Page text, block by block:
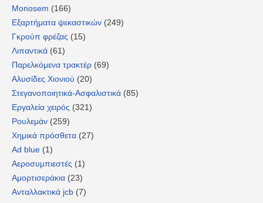
Monosem (166)
Εξαρτήματα ψεκαστικών (249)
Γκρούπ φρέζας (15)
Λιπαντικά (61)
Παρελκόμενα τρακτέρ (69)
Αλυσίδες Χιονιού (20)
Στεγανοποιητικά-Ασφαλιστικά (85)
Εργαλεία χειρός (321)
Ρουλεμάν (259)
Χημικά πρόσθετα (27)
Ad blue (1)
Αεροσυμπιεστές (1)
Αμορτισεράκια (23)
Ανταλλακτικά jcb (7)